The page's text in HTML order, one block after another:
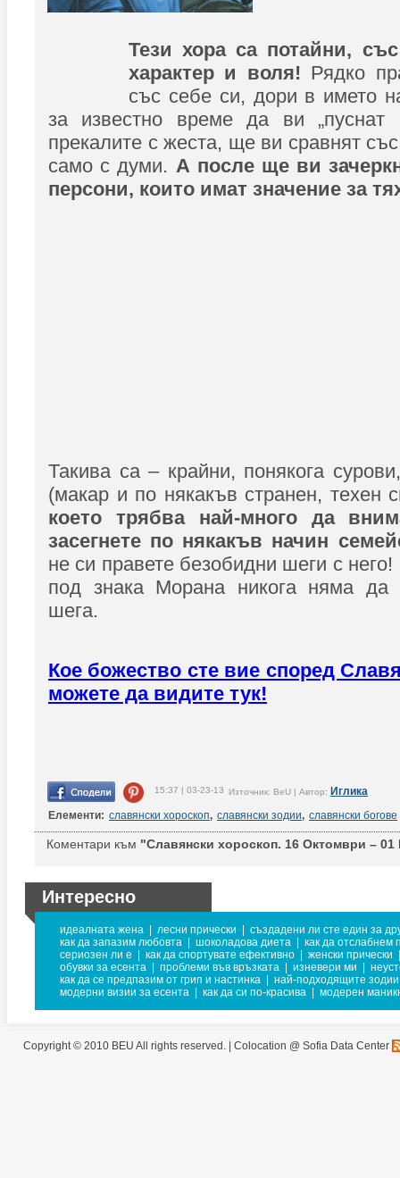
Тези хора са потайни,
характер и воля! Рядко
със себе си, дори в името
за известно време да ви „пуснат
прекалите с жеста, ще ви сравнят
само с думи. А после ще ви
персони, които имат значение за
Такива са – крайни, понякога
(макар и по някакъв странен, техен
което трябва най-много да
засегнете по някакъв начин
не си правете безобидни шеги с
под знака Морана никога няма да
шега.
Кое божество сте вие според
можете да видите тук!
15:37 | 03-23-13 Източник: BeU | Автор: Иглика
Елементи: славянски хороскоп, славянски зодии, славянски богове
Коментари към "Славянски хороскоп. 16 Октомври –
Интересно
идеалната жена лесни прически
създадени ли сте един за
как да запазим любовта
шоколадова диета
как да отслабнем
сериозен ли е
как да спортувате ефективно женски прически
обувки за есента
проблеми във връзката изневери ми
как да се предпазим от грип и настинка
най-подходящите зодии
модерни визии за есента
как да си по-красива модерен
Copyright © 2010 BEU All rights reserved. | Colocation @ Sofia Data Center